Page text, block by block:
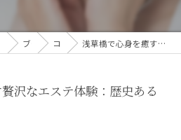
ブログ コラム 浅草橋で心身を癒す贅沢なエステ体験：歴史ある街並みとともに
沢なエステ体験：歴史ある